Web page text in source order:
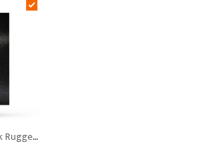
Avery SWF Onyx Black Rugged A4 Muster